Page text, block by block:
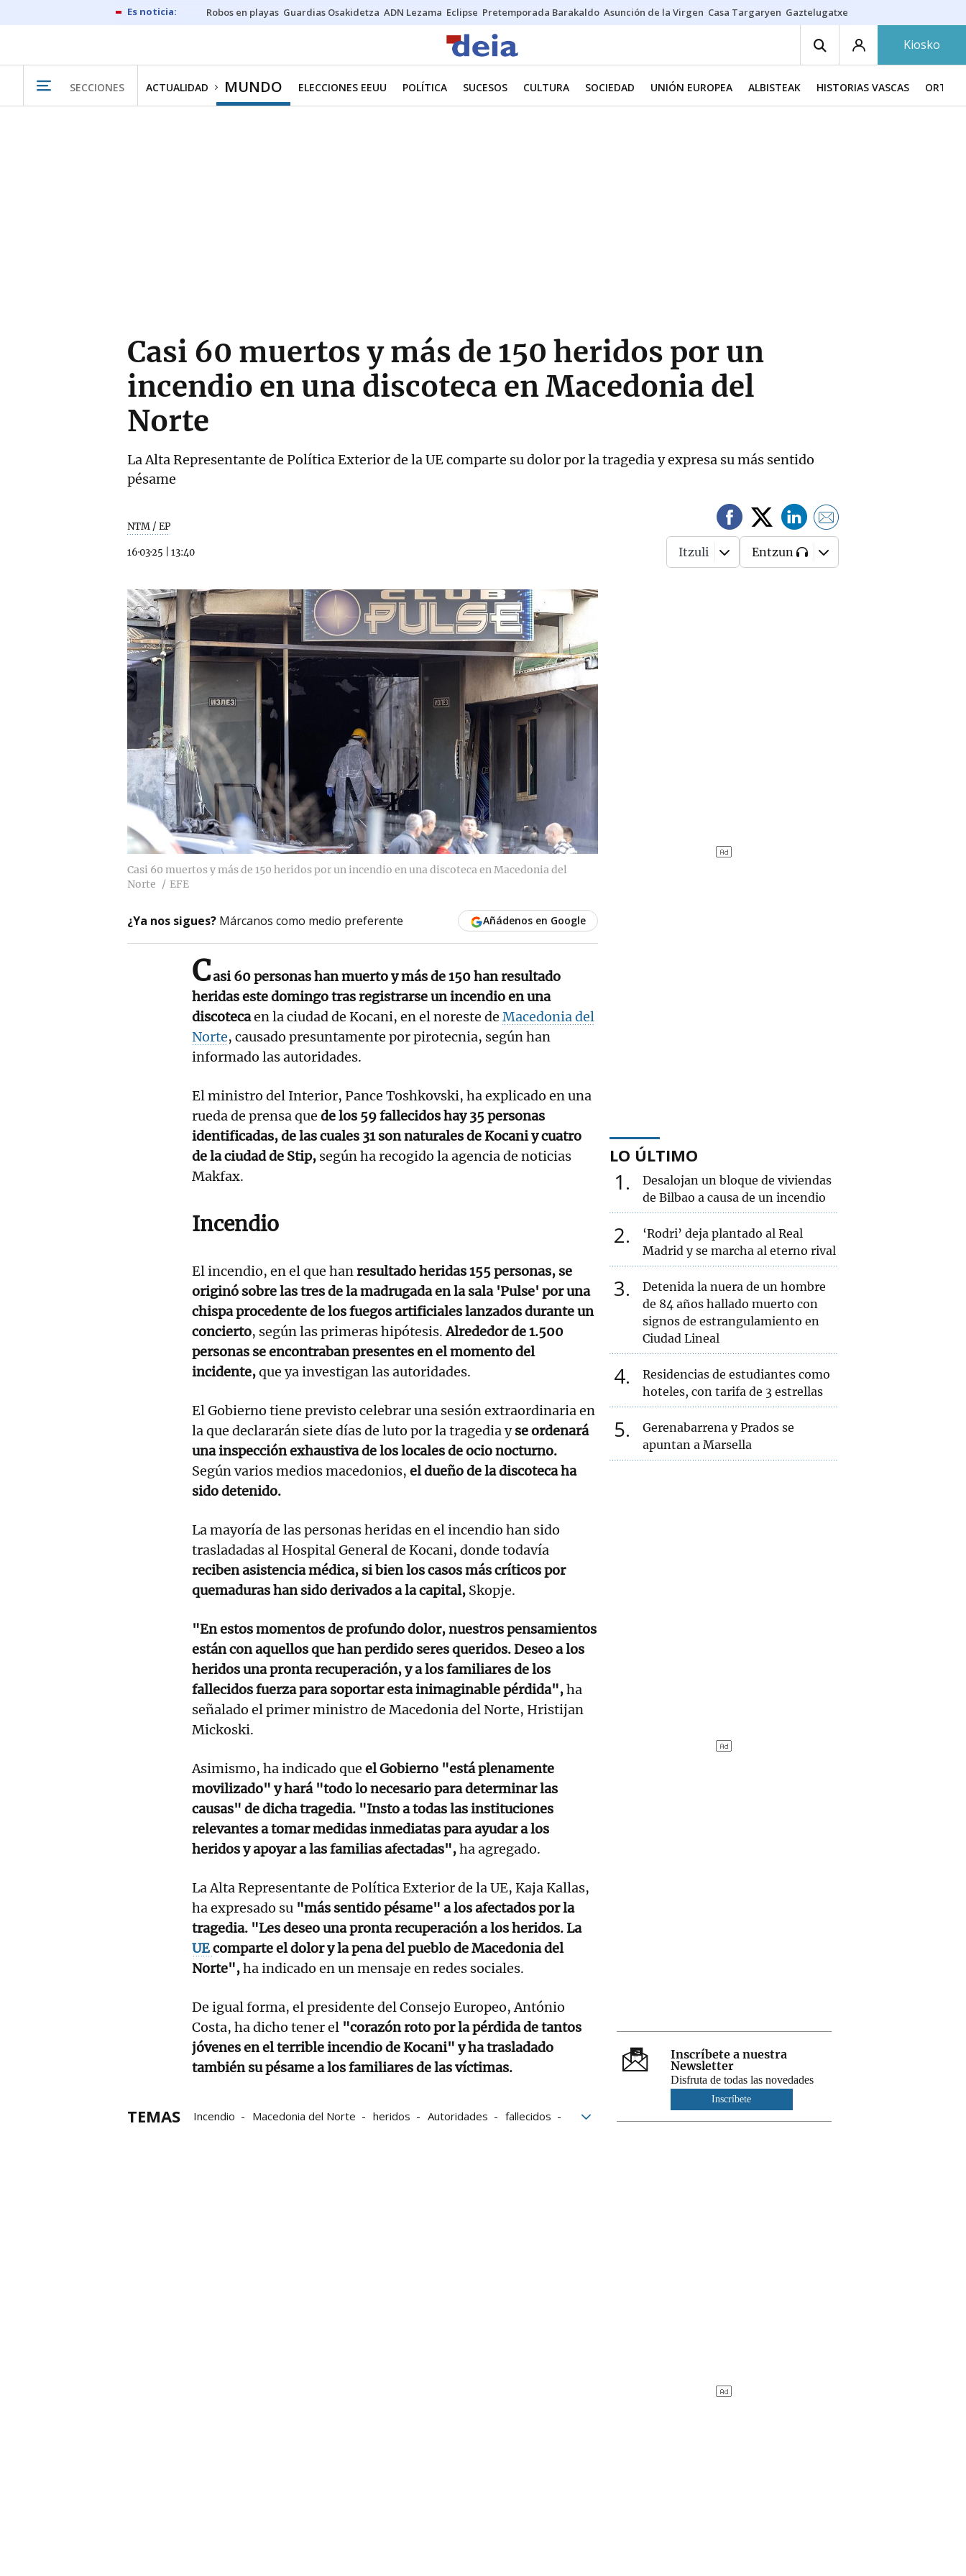
Robos en playas Guardias Osakidetza ADN Lezama Eclipse Pretemporada Barakaldo Asunción de la Virgen Casa Targaryen Gaztelugatxe
Kiosko
SECCIONES ACTUALIDAD MUNDO ELECCIONES EEUU POLÍTICA SUCESOS CULTURA SOCIEDAD UNIÓN EUROPEA ALBISTEAK HISTORIAS VASCAS
Casi 60 muertos y más de 150 heridos por un
incendio en una discoteca en Macedonia del
Norte
La Alta Representante de Política Exterior de la UE comparte su dolor por la tragedia y expresa su más sentido
pésame
NTM / EP
16·03·25 13:40 Itzuli Entzun
Casi 60 muertos y más de 150 heridos por un incendio en una discoteca en Macedonia del
Norte
EFE
¿Ya nos sigues? Márcanos como medio preferente Añádenos en Google
Casi 60 personas han muerto y más de 150 han resultado
heridas este domingo tras registrarse un incendio en una
discotecaen la ciudad de Kocani, en el noreste de Macedonia del
Norte, causado presuntamente por pirotecnia, según han
informado las autoridades.
El ministro del Interior, Pance Toshkovski, ha explicado en una
rueda de prensa que de los 59 fallecidos hay 35 personas
identificadas, de las cuales 31 son naturales de Kocani y cuatro
de la ciudad de Stip, según ha recogido la agencia de noticias
Makfax.
Incendio
El incendio, en el que hanresultado heridas 155 personas, se
originó sobre las tres de la madrugada en la sala 'Pulse' por una
chispa procedente de los fuegos artificiales lanzados durante un
concierto, según las primeras hipótesis.Alrededor de 1.500
personas se encontraban presentes en el momento del
incidente,que ya investigan las autoridades.
El Gobierno tiene previsto celebrar una sesión extraordinaria en
la que declararán siete días de luto por la tragedia yse ordenará
una inspección exhaustiva de los locales de ocio nocturno.
Según varios medios macedonios, el dueño de la discoteca ha
sido detenido.
La mayoría de las personas heridas en el incendio han sido
trasladadas al Hospital General de Kocani, donde todavía
reciben asistencia médica, si bien los casos más críticos por
quemaduras han sido derivados a la capital, Skopje.
"En estos momentos de profundo dolor, nuestros pensamientos
están con aquellos que han perdido seres queridos. Deseo a los
heridos una pronta recuperación, y a los familiares de los
fallecidos fuerza para soportar esta inimaginable pérdida",ha
señalado el primer ministro de Macedonia del Norte, Hristijan
Mickoski.
Asimismo, ha indicado que el Gobierno "está plenamente
movilizado" y hará "todo lo necesario para determinar las
causas" de dicha tragedia. "Insto a todas las instituciones
relevantes a tomar medidas inmediatas para ayudar a los
heridos y apoyar a las familias afectadas",ha agregado.
La Alta Representante de Política Exterior de la UE, Kaja Kallas,
ha expresado su "más sentido pésame" a los afectados por la
tragedia. "Les deseo una pronta recuperación a los heridos. La
UEcomparte el dolor y la pena del pueblo de Macedonia del
Norte",ha indicado en un mensaje en redes sociales.
De igual forma, el presidente del Consejo Europeo, António
Costa, ha dicho tener el "corazón roto por la pérdida de tantos
jóvenes en el terrible incendio de Kocani" y ha trasladado
también su pésame a los familiares de las víctimas.
TEMAS Incendio Macedonia del Norte heridos Autoridades
fallecidos
LO ÚLTIMO
1
Desalojan un bloque de viviendas
de Bilbao a causa de un incendio
2
‘Rodri’ deja plantado al Real
Madrid y se marcha al eterno rival
3
Detenida la nuera de un hombre
de 84 años hallado muerto con
signos de estrangulamiento en
Ciudad Lineal
4
Residencias de estudiantes como
hoteles, con tarifa de 3 estrellas
5
Gerenabarrena y Prados se
apuntan a Marsella
Inscríbete a nuestra
Newsletter
Disfruta de todas las novedades
Inscríbete